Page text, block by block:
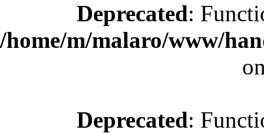
Deprecated:
/home/m/malaro/www/
Deprecated: